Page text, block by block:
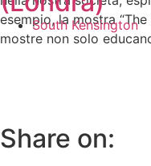
esempio, la mostra
mostre non solo
South Kensington
Share on: